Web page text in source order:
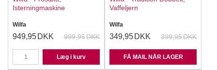
Isterningmaskine
Wilfa
999,95DKK
949,95 DKK
Læg i kurv
Vaffeljern
Wilfa
399,95DKK
349,95 DKK
FÅ MAIL NÅR LAGER